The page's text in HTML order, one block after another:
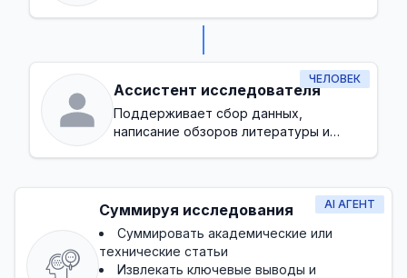
принятия решений
ЧЕЛОВЕК
Ассистент исследователя
Поддерживает сбор данных,
написание обзоров литературы и
AI АГЕНТ
Суммируя исследования
Суммировать академические или
технические статьи
Извлекать ключевые выводы и